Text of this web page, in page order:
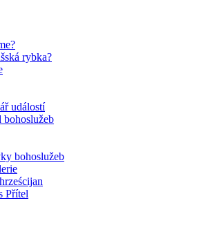
rybka?
událostí
bohoslužeb
bohoslužeb
Přítel